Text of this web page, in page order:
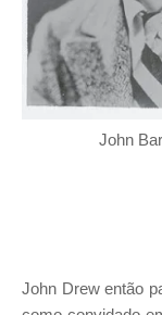
John
John Drew então